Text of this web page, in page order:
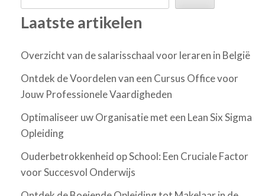
Laatste artikelen
Overzicht van de salarisschaal voor leraren in België
Ontdek de Voordelen van een Cursus Office voor
Jouw Professionele Vaardigheden
Optimaliseer uw Organisatie met een Lean Six Sigma
Opleiding
Ouderbetrokkenheid op School: Een Cruciale Factor
voor Succesvol Onderwijs